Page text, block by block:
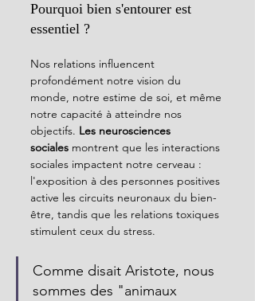
Pourquoi bien s'entourer est
essentiel ?
Nos relations influencent
profondément notre vision du
monde, notre estime de soi, et même
notre capacité à atteindre nos
objectifs. Les neurosciences
sociales montrent que les interactions
sociales impactent notre cerveau :
l'exposition à des personnes positives
active les circuits neuronaux du bien-
être, tandis que les relations toxiques
stimulent ceux du stress.
Comme disait Aristote, nous
sommes des "animaux